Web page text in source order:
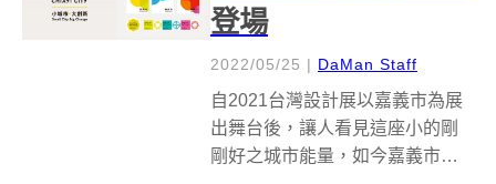
登場
2022/05/25 | DaMan Staff
自2021台灣設計展以嘉義市為展
出舞台後，讓人看見這座小的剛
剛好之城市能量，如今嘉義市政